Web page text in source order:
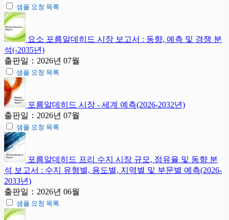
샘플 요청 목록
요소 포름알데히드 시장 보고서 : 동향, 예측 및 경쟁 분
석(-2035년)
출판일：2026년 07월
샘플 요청 목록
포름알데히드 시장 - 세계 예측(2026-2032년)
출판일：2026년 07월
샘플 요청 목록
포름알데히드 프리 수지 시장 규모, 점유율 및 동향 분
석 보고서 : 수지 유형별, 용도별, 지역별 및 부문별 예측(2026-
2033년)
출판일：2026년 06월
샘플 요청 목록